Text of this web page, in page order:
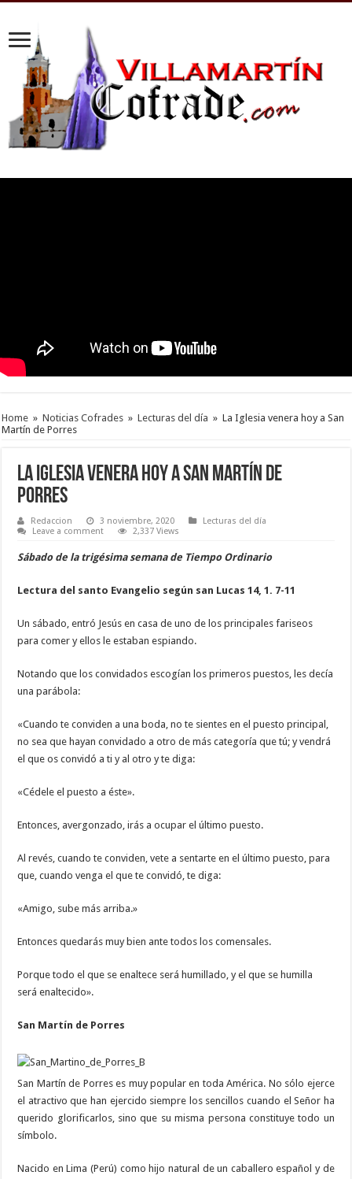
Home » Noticias Cofrades » Lecturas del día » La Iglesia venera hoy a San
Martín de Porres
La Iglesia venera hoy a San Martín de
Porres
Redaccion 3 noviembre, 2020
Lecturas del día
Leave a comment
2,337 Views
Sábado de la trigésima semana de Tiempo Ordinario
Lectura del santo Evangelio según san Lucas 14, 1. 7-11
Un sábado, entró Jesús en casa de uno de los principales fariseos
para comer y ellos le estaban espiando.
Notando que los convidados escogían los primeros puestos, les decía
una parábola:
«Cuando te conviden a una boda, no te sientes en el puesto principal,
no sea que hayan convidado a otro de más categoría que tú; y vendrá
el que os convidó a ti y al otro y te diga:
«Cédele el puesto a éste».
Entonces, avergonzado, irás a ocupar el último puesto.
Al revés, cuando te conviden, vete a sentarte en el último puesto, para
que, cuando venga el que te convidó, te diga:
«Amigo, sube más arriba.»
Entonces quedarás muy bien ante todos los comensales.
Porque todo el que se enaltece será humillado, y el que se humilla
será enaltecido».
San Martín de Porres
San Martín de Porres es muy popular en toda América. No sólo ejerce
el atractivo que han ejercido siempre los sencillos cuando el Señor ha
querido glorificarlos, sino que su misma persona constituye todo un
símbolo.
Nacido en Lima (Perú) como hijo natural de un caballero español y de